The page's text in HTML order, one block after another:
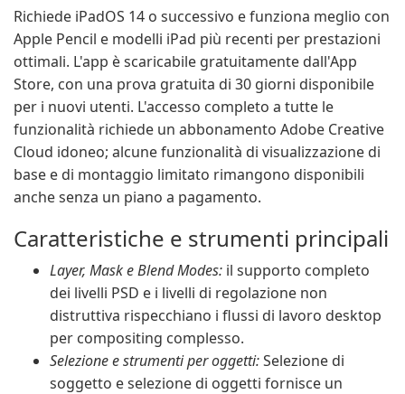
Richiede iPadOS 14 o successivo e funziona meglio con
Apple Pencil e modelli iPad più recenti per prestazioni
ottimali. L'app è scaricabile gratuitamente dall'App
Store, con una prova gratuita di 30 giorni disponibile
per i nuovi utenti. L'accesso completo a tutte le
funzionalità richiede un abbonamento Adobe Creative
Cloud idoneo; alcune funzionalità di visualizzazione di
base e di montaggio limitato rimangono disponibili
anche senza un piano a pagamento.
Caratteristiche e strumenti principali
Layer, Mask e Blend Modes: il supporto completo
dei livelli PSD e i livelli di regolazione non
distruttiva rispecchiano i flussi di lavoro desktop
per compositing complesso.
Selezione e strumenti per oggetti:Selezione di
soggetto e selezione di oggetti fornisce un